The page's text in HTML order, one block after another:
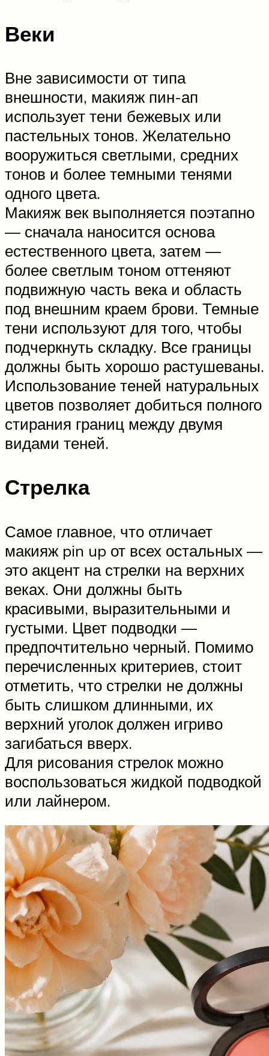
Веки
Вне зависимости от типа
внешности, макияж пин-ап
использует тени бежевых или
пастельных тонов. Желательно
вооружиться светлыми, средних
тонов и более темными тенями
одного цвета.
Макияж век выполняется поэтапно
— сначала наносится основа
естественного цвета, затем —
более светлым тоном оттеняют
подвижную часть века и область
под внешним краем брови. Темные
тени используют для того, чтобы
подчеркнуть складку. Все границы
должны быть хорошо растушеваны.
Использование теней натуральных
цветов позволяет добиться полного
стирания границ между двумя
видами теней.
Стрелка
Самое главное, что отличает
макияж pin up от всех остальных —
это акцент на стрелки на верхних
веках. Они должны быть
красивыми, выразительными и
густыми. Цвет подводки —
предпочтительно черный. Помимо
перечисленных критериев, стоит
отметить, что стрелки не должны
быть слишком длинными, их
верхний уголок должен игриво
загибаться вверх.
Для рисования стрелок можно
воспользоваться жидкой подводкой
или лайнером.